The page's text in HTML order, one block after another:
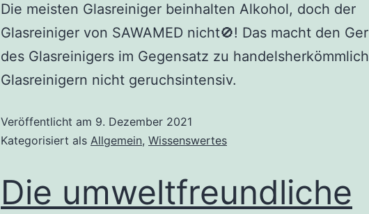
Die meisten Glasreiniger beinhalten Alkohol, doch der
Glasreiniger von SAWAMED nicht🚫! Das macht den
des Glasreinigers im Gegensatz zu
Glasreinigern nicht geruchsintensiv.
Veröffentlicht am 9. Dezember 2021
Kategorisiert als Allgemein, Wissenswertes
Die umweltfreundliche